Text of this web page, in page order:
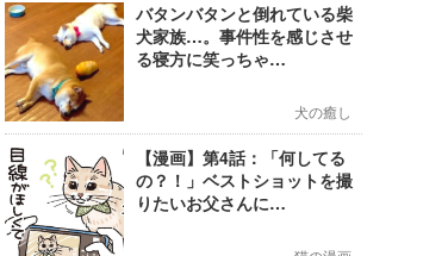
バタンバタンと倒れている柴
犬家族…。事件性を感じさせ
る寝方に笑っちゃ…
犬の癒し
【漫画】第4話：「何してる
の？！」ベストショットを撮
りたいお父さんに…